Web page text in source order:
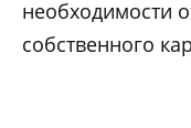
необходимости
собственного